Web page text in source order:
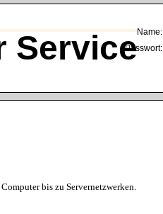
ServiceName:
Passwort:
bis zu Servernetzwerken.